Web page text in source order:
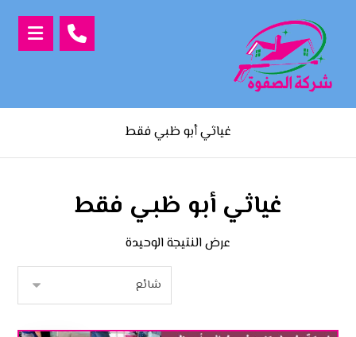
غياثي أبو ظبي فقط
غياثي أبو ظبي فقط
عرض النتيجة الوحيدة